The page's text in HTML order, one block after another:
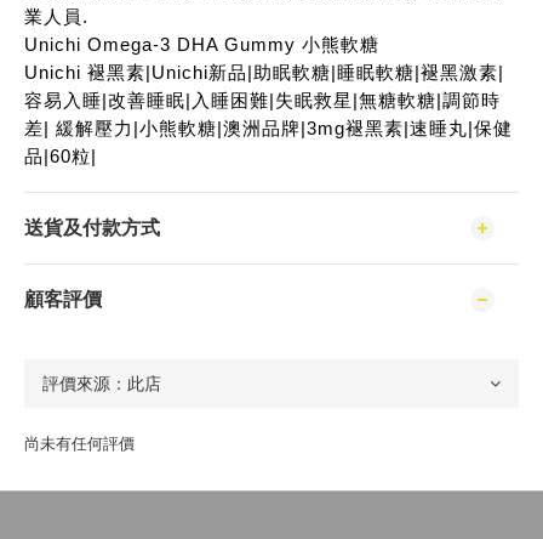
業人員.
Unichi Omega-3 DHA Gummy 小熊軟糖
Unichi 褪黑素|Unichi新品|助眠軟糖|睡眠軟糖|褪黑激素|
容易入睡|改善睡眠|入睡困難|失眠救星|無糖軟糖|調節時
差| 緩解壓力|小熊軟糖|澳洲品牌|3mg褪黑素|速睡丸|保健
品|60粒|
送貨及付款方式
顧客評價
尚未有任何評價